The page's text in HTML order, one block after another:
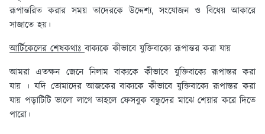
রূপান্তরিত করার সময় তাদেরকে উদ্দেশ্য, সংযোজন ও বিধেয় আকারে
সাজাতে হয়।
আর্টিকেলের শেষকথাঃবাক্যকে কীভাবে যুক্তিবাক্যে রূপান্তর করা যায়
আমরা এতক্ষন জেনে নিলাম বাক্যকে কীভাবে যুক্তিবাক্যে রূপান্তর করা
যায় । যদি তোমাদের আজকের বাক্যকে কীভাবে যুক্তিবাক্যে রূপান্তর করা
যায় পড়াটিটি ভালো লাগে তাহলে ফেসবুক বন্ধুদের মাঝে শেয়ার করে দিতে
পারো।